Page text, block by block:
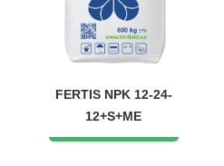
FERTIS NPK 12-24-
12+S+ME